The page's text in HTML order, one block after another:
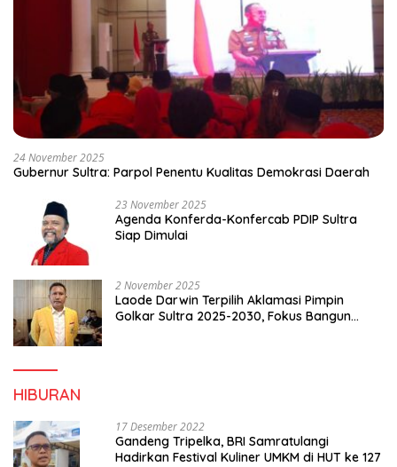
24 November 2025
Gubernur Sultra: Parpol Penentu Kualitas Demokrasi Daerah
23 November 2025
Agenda Konferda-Konfercab PDIP Sultra
Siap Dimulai
2 November 2025
Laode Darwin Terpilih Aklamasi Pimpin
Golkar Sultra 2025-2030, Fokus Bangun
HIBURAN
17 Desember 2022
Gandeng Tripelka, BRI Samratulangi
Hadirkan Festival Kuliner UMKM di HUT ke 127